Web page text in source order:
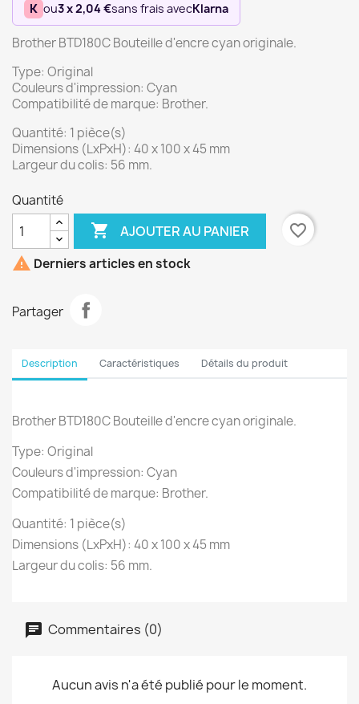
K ou3 x 2,04 €sans frais avecKlarna
Brother BTD180C Bouteille d'encre cyan originale.
Type: Original
Couleurs d'impression: Cyan
Compatibilité de marque: Brother.
Quantité: 1 pièce(s)
Dimensions (LxPxH): 40 x 100 x 45 mm
Largeur du colis: 56 mm.
Quantité
 AJOUTER AU PANIER
favorite_border
 Derniers articles en stock
Partager
Description Caractéristiques Détails du produit
Brother BTD180C Bouteille d'encre cyan originale.
Type: Original
Couleurs d'impression: Cyan
Compatibilité de marque: Brother.
Quantité: 1 pièce(s)
Dimensions (LxPxH): 40 x 100 x 45 mm
Largeur du colis: 56 mm.
Commentaires (0)
Aucun avis n'a été publié pour le moment.